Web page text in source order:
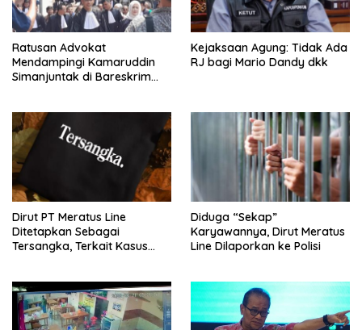
Ratusan Advokat
Mendampingi Kamaruddin
Simanjuntak di Bareskrim
Kejaksaan Agung: Tidak Ada
RJ bagi Mario Dandy dkk
Dirut PT Meratus Line
Ditetapkan Sebagai
Tersangka, Terkait Kasus
Diduga “Sekap”
Karyawannya, Dirut Meratus
Line Dilaporkan ke Polisi